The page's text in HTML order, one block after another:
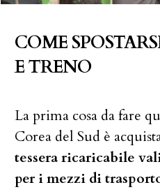
COME
E TRENO
La prima cosa da fare
Corea del Sud è
tessera ricaricabile
per i mezzi di